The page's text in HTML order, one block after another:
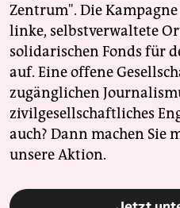
Zentrum". Die
linke, selbstverwaltete
solidarischen Fonds für
auf. Eine offene
zugänglichen
zivilgesellschaftliches
auch? Dann machen Sie
unsere Aktion.